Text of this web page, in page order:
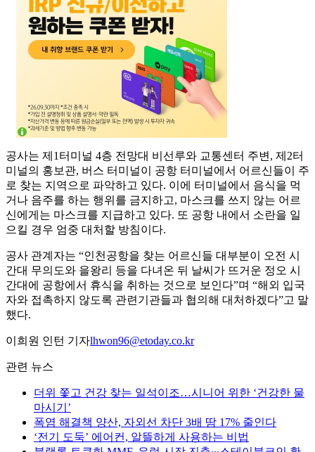
공사는 제1터미널 4층 전망대 비선루와 교통센터 주변, 제2터
미널의 홍보관, 버스 터미널이 공항 터미널에서 어르신들이 주
로 찾는 지역으로 파악하고 있다. 이에 터미널에서 음식을 먹
거나 음주를 하는 행위를 금지하고, 마스크를 쓰지 않는 어르
신에게는 마스크를 지급하고 있다. 또 공항 내에서 소란을 일
으킬 경우 엄중 대처할 방침이다.
공사 관계자는 “인천공항을 찾는 어르신들 대부분이 오전 시
간대 무의도와 을왕리 등을 다녀온 뒤 날씨가 뜨거운 정오 시
간대에 공항에서 휴식을 취하는 것으로 보인다”며 “해외 입국
자와 접촉하지 않도록 관련기관들과 협의해 대처하겠다”고 말
했다.
이희원 인턴 기자lhwon96@etoday.co.kr
관련 뉴스
더위 쫓고 건강 찾는 일석이조…시니어 위한 ‘건강한 물
마시기’
폭염 해결책 양산, 자외선 차단 3배 땀 17% 줄인다
‘전기 도둑’ 에어컨, 알뜰하게 사용하는 비법